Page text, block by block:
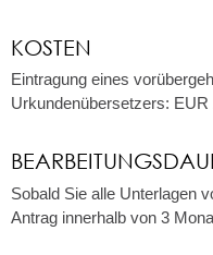
KOSTEN
Eintragung eines
Urkundenübersetzers: EUR
Sobald Sie alle Unterlagen
Antrag innerhalb von 3